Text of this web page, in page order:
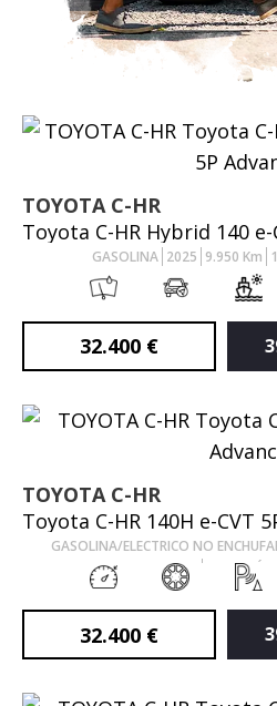
TOYOTA C-HR
GASOLINA 2025 9.950 Km
32.400 €
TOYOTA C-HR
Toyota C-HR 140H e-CVT
GASOLINA/ELECTRICO NO
32.400 €